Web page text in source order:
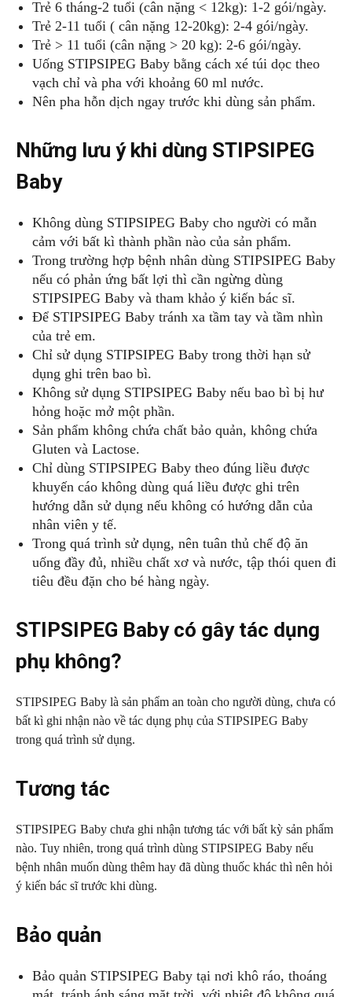
Trẻ 6 tháng-2 tuổi (cân nặng < 12kg): 1-2 gói/ngày.
Trẻ 2-11 tuổi ( cân nặng 12-20kg): 2-4 gói/ngày.
Trẻ > 11 tuổi (cân nặng > 20 kg): 2-6 gói/ngày.
Uống STIPSIPEG Baby bằng cách xé túi dọc theo
vạch chỉ và pha với khoảng 60 ml nước.
Nên pha hỗn dịch ngay trước khi dùng sản phẩm.
Những lưu ý khi dùng STIPSIPEG
Baby
Không dùng STIPSIPEG Baby cho người có mẫn
cảm với bất kì thành phần nào của sản phẩm.
Trong trường hợp bệnh nhân dùng STIPSIPEG Baby
nếu có phản ứng bất lợi thì cần ngừng dùng
STIPSIPEG Baby và tham khảo ý kiến bác sĩ.
Để STIPSIPEG Baby tránh xa tầm tay và tầm nhìn
của trẻ em.
Chỉ sử dụng STIPSIPEG Baby trong thời hạn sử
dụng ghi trên bao bì.
Không sử dụng STIPSIPEG Baby nếu bao bì bị hư
hỏng hoặc mở một phần.
Sản phẩm không chứa chất bảo quản, không chứa
Gluten và Lactose.
Chỉ dùng STIPSIPEG Baby theo đúng liều được
khuyến cáo không dùng quá liều được ghi trên
hướng dẫn sử dụng nếu không có hướng dẫn của
nhân viên y tế.
Trong quá trình sử dụng, nên tuân thủ chế độ ăn
uống đầy đủ, nhiều chất xơ và nước, tập thói quen đi
tiêu đều đặn cho bé hàng ngày.
STIPSIPEG Baby có gây tác dụng
phụ không?
STIPSIPEG Baby là sản phẩm an toàn cho người dùng, chưa có
bất kì ghi nhận nào về tác dụng phụ của STIPSIPEG Baby
trong quá trình sử dụng.
Tương tác
STIPSIPEG Baby chưa ghi nhận tương tác với bất kỳ sản phẩm
nào. Tuy nhiên, trong quá trình dùng STIPSIPEG Baby nếu
bệnh nhân muốn dùng thêm hay đã dùng thuốc khác thì nên hỏi
ý kiến bác sĩ trước khi dùng.
Bảo quản
Bảo quản STIPSIPEG Baby tại nơi khô ráo, thoáng